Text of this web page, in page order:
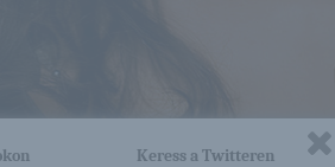
Keress a Twitteren